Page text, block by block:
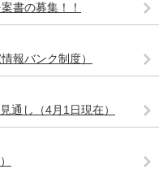
書の募集！！
報バンク制度）
通し（4月1日現在）